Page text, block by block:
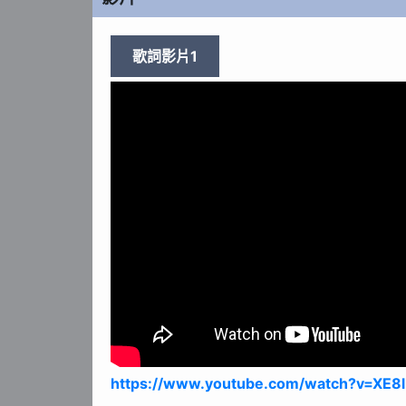
歌詞影片1
https://www.youtube.com/